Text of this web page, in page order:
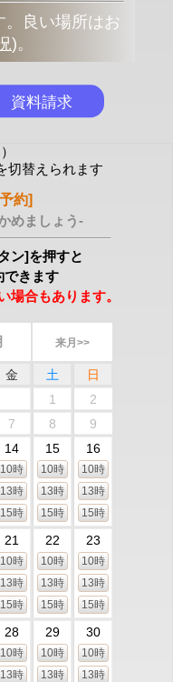
良い場所はお
)。
切替えられます
約]
めましょう-
ン]を押すと
できます
場合もあります。
来月>>
金 土
日
1
2
7 8
9
14
10時
13時
15時
15
10時
13時
15時
16
10時
13時
15時
21
10時
13時
15時
22
10時
13時
15時
23
10時
13時
15時
28
10時
13時
29
10時
13時
30
10時
13時